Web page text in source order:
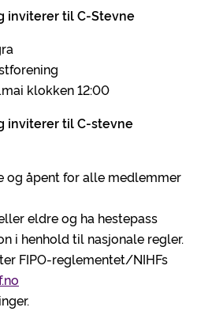
inviterer til C-Stevne
klokken 12:00
inviterer til C-stevne
og åpent for alle medlemmer
eldre og ha hestepass
i henhold til nasjonale regler.
FIPO-reglementet/NIHFs